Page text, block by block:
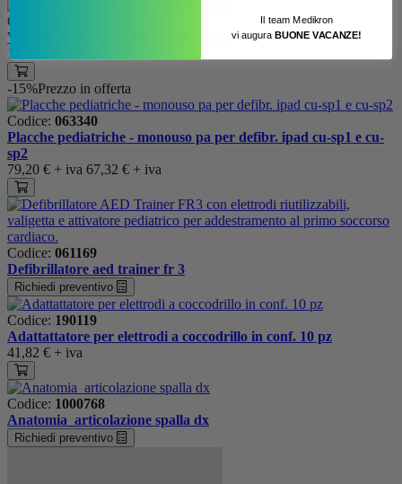
Codice:
Vassoio portastrumenti 254x165x18h
14,87 €
-15%Prezzo in offerta
Codice: 063340
Placche pediatriche - monouso pa per defibr. ipad cu-sp1 e cu-
sp2
79,20 € + iva 67,32 € + iva
Codice: 061169
Defibrillatore aed trainer fr 3
Richiedi preventivo
Codice: 190119
Adattattatore per elettrodi a coccodrillo in conf. 10 pz
41,82 € + iva
Codice: 1000768
Anatomia_articolazione spalla dx
Richiedi preventivo
Il team Medikron
vi auguraBUONE VACANZE!